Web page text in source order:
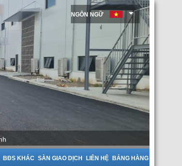
BĐS KHÁC SÀN GIAO DỊCH LIÊN HỆ BẢNG HÀNG
NGÔN NGỮ